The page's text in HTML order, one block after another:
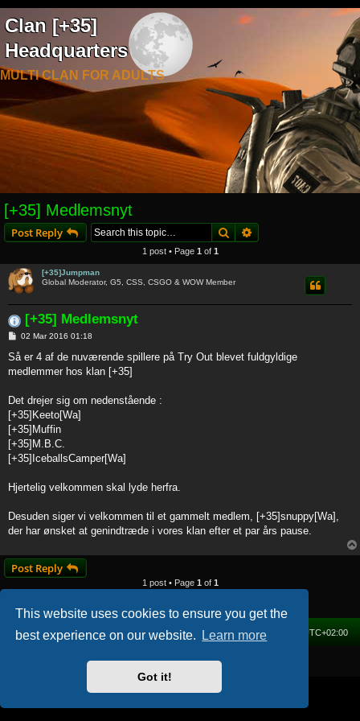
This website uses cookies to ensure you get the
best experience on our website.
Learn more
Got it!
Clan [+35]
Headquarters
MULTI CLAN FOR ADULTS
[+35] Medlemsnyt
Post Reply SearchAdvanced search
1 post • Page 1 of 1
[+35]Jumpman
Global Moderator, G5, CSS, CSGO & WOW Member
[+35] Medlemsnyt
P
s
02 Mar 2016 01:18
Så er 4 af de nuværende spillere på Try Out blevet fuldgyldige
medlemmer hos klan [+35]
Det drejer sig om nedenstående :
[+35]Keeto[Wa]
[+35]Muffin
[+35]M.B.C.
[+35]IceballsCamper[Wa]
Hjertelig velkommen skal lyde herfra.
Desuden siger vi velkommen til et gammelt medlem, [+35]snuppy[Wa],
der har ønsket at genindtræde i vores klan efter et par års pause.
Post Reply
1 post • Page 1 of 1
Home Forum All times are UTC+02:00
Delete cookies
Powered byphpBB® Forum Software © phpBB Limited